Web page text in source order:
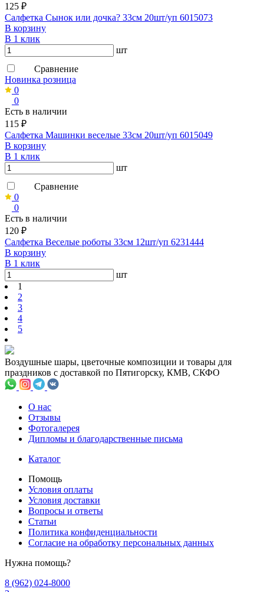
125 ₽
Салфетка Сынок или дочка? 33см 20шт/уп 6015073
В корзину
В 1 клик
шт
Сравнение
Новинка розница
0
0
Есть в наличии
115 ₽
Салфетка Машинки веселые 33см 20шт/уп 6015049
В корзину
В 1 клик
шт
Сравнение
0
0
Есть в наличии
120 ₽
Салфетка Веселые роботы 33см 12шт/уп 6231444
В корзину
В 1 клик
шт
1
2
3
4
5
Воздушные шары, цветочные композиции и товары для
праздников с доставкой по Пятигорску, КМВ, СКФО
О нас
Отзывы
Фотогалерея
Дипломы и благодарственные письма
Каталог
Помощь
Условия оплаты
Условия доставки
Вопросы и ответы
Статьи
Политика конфиденциальности
Cогласие на обработку персональных данных
Нужна помощь?
8 (962) 024-8000